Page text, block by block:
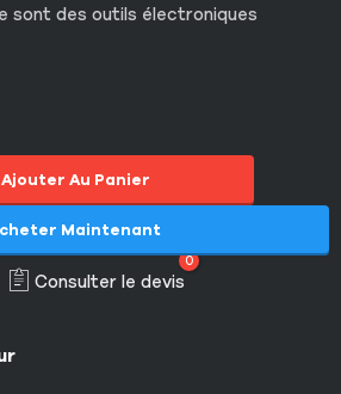
sont des outils électroniques
Ajouter Au Panier
Consulter le devis
0
Maintenant